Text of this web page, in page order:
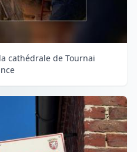
cathédrale de Tournai